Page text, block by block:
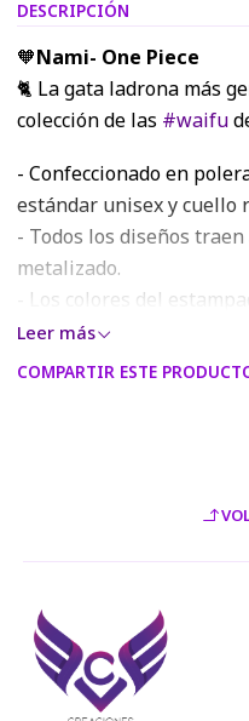
DESCRIPCIÓN
🧡Nami- One Piece
🐈 La gata ladrona más
colección de las #waifu
- Confeccionado en
estándar unisex y cuello
- Todos los diseños
metalizado.
- Los colores del
a los visualizados en la
debido a la resolución
Leer más
COMPARTIR ESTE